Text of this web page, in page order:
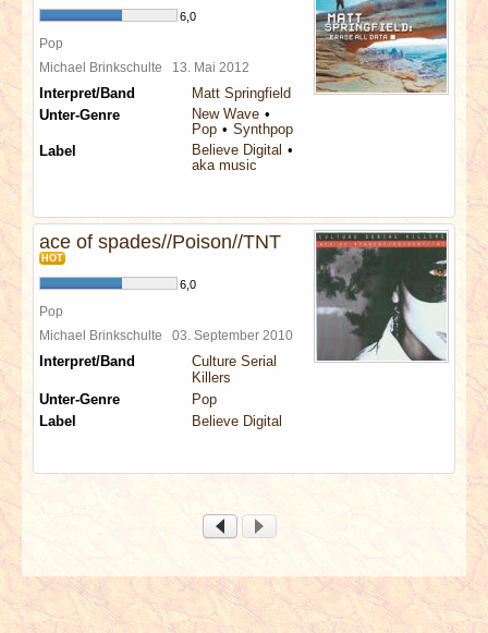
6,0
Pop
Michael Brinkschulte 13. Mai 2012
Interpret/Band
Matt Springfield
Unter-Genre
New Wave
Pop
Synthpop
Label
Believe Digital
aka music
ace of spades//Poison//TNT
HOT
6,0
Pop
Michael Brinkschulte 03. September 2010
Interpret/Band
Culture Serial
Killers
Unter-Genre
Pop
Label
Believe Digital